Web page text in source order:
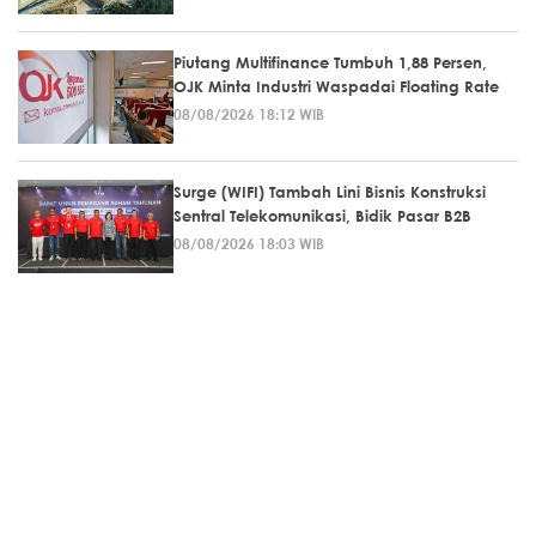
Piutang Multifinance Tumbuh 1,88 Persen,
OJK Minta Industri Waspadai Floating Rate
08/08/2026 18:12 WIB
Surge (WIFI) Tambah Lini Bisnis Konstruksi
Sentral Telekomunikasi, Bidik Pasar B2B
08/08/2026 18:03 WIB